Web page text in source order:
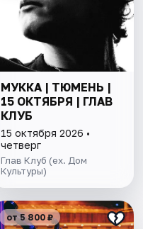
МУККА | ТЮМЕНЬ |
15 ОКТЯБРЯ | ГЛАВ
КЛУБ
15 октября 2026 •
четверг
Глав Клуб (ex. Дом
Культуры)
от 5 800 ₽